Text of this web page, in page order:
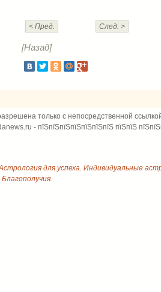
< Пред. След. >
[Назад]
только с непосредственной
- пїЅпїЅпїЅпїЅпїЅпїЅпїЅ пїЅпїЅ